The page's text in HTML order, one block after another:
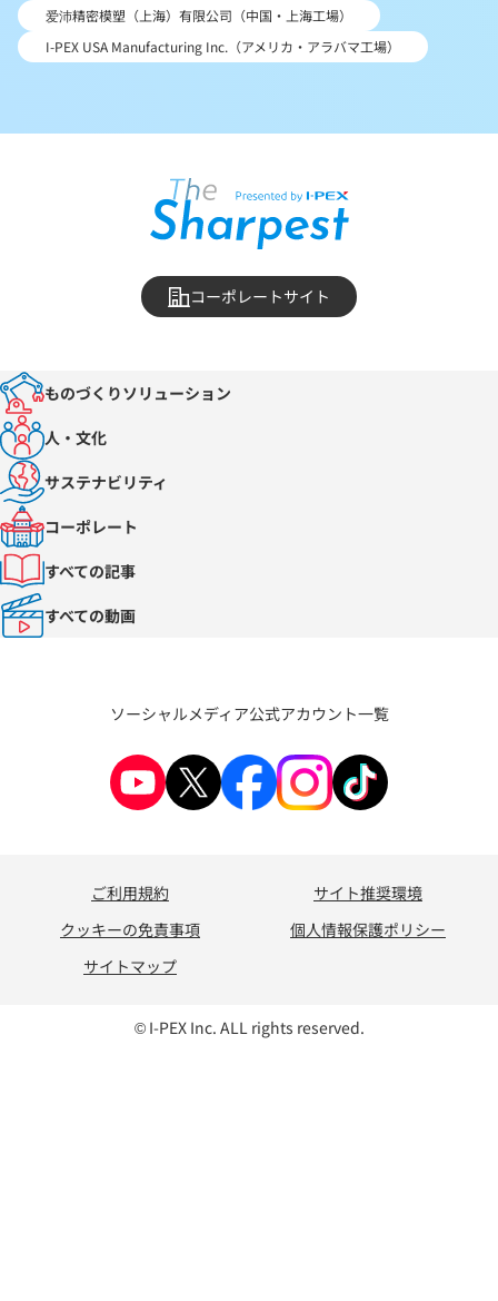
爱沛精密模塑（上海）有限公司（中国・上海工場）
I-PEX USA Manufacturing Inc.（アメリカ・アラバマ工場）
コーポレートサイト
ものづくりソリューション
人・文化
サステナビリティ
コーポレート
すべての記事
すべての動画
ソーシャルメディア公式アカウント一覧
ご利用規約
サイト推奨環境
クッキーの免責事項
個人情報保護ポリシー
サイトマップ
© I-PEX Inc. ALL rights reserved.